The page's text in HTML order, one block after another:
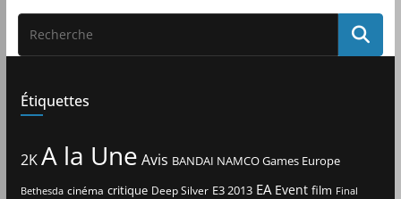
Étiquettes
2KA la Une Avis BANDAI NAMCO Games Europe
Bethesda cinéma critique Deep Silver E3 2013 EA Event film Final